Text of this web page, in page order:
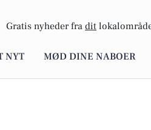
Gratis nyheder fra dit
NYT MØD DINE NABOER